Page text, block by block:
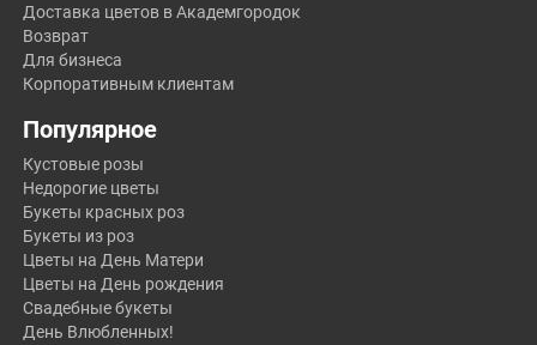
Доставка цветов в Академгородок
Возврат
Для бизнеса
Корпоративным клиентам
Популярное
Кустовые розы
Недорогие цветы
Букеты красных роз
Букеты из роз
Цветы на День Матери
Цветы на День рождения
Свадебные букеты
День Влюбленных!